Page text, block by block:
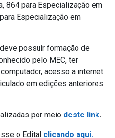
864 para Especialização em
Especialização em
possuir formação de
pelo MEC, ter
acesso à internet
em edições anteriores
por meio deste link.
o Edital clicando aqui.